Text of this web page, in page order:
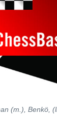
(m.), Benkö,